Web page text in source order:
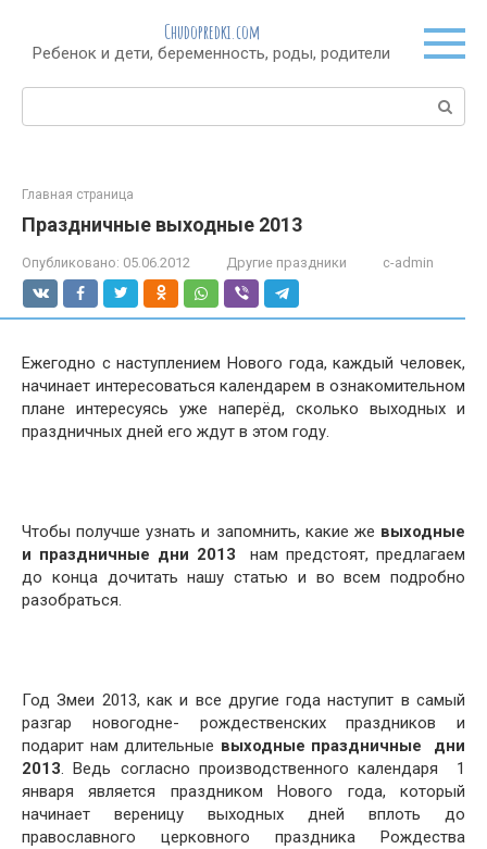
контенту
Chudopredki.com
Ребенок и дети, беременность, роды, родители
Поиск:
Главная страница
Праздничные выходные 2013
Опубликовано: 05.06.2012 Другие праздники c-admin
Ежегодно с наступлением Нового года, каждый человек,
начинает интересоваться календарем в ознакомительном
плане интересуясь уже наперёд, сколько выходных и
праздничных дней его ждут в этом году.
Чтобы получше узнать и запомнить, какие же выходные
и праздничные дни 2013 нам предстоят, предлагаем
до конца дочитать нашу статью и во всем подробно
разобраться.
Год Змеи 2013, как и все другие года наступит в самый
разгар новогодне- рождественских праздников и
подарит нам длительные выходные праздничные дни
2013. Ведь согласно производственного календаря 1
января является праздником Нового года, который
начинает вереницу выходных дней вплоть до
православного церковного праздника Рождества